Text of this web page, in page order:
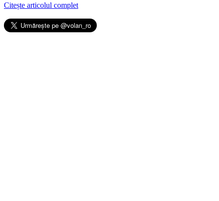
Citește articolul complet